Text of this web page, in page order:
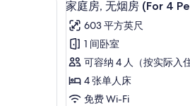
多
信
息
示
家
庭
房,
无
7
家庭房, 无烟房 (For 4
603 平方英尺
1 间卧室
可容纳 4 人（按实际入
4 张单人床
免费 Wi-Fi